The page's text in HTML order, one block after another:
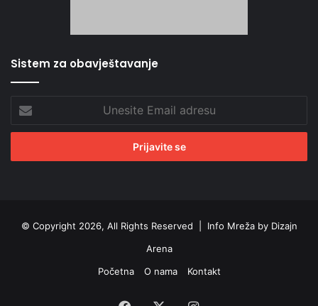
Sistem za obavještavanje
Email
adresu
© Copyright 2026, All Rights Reserved | Info Mreža by Dizajn
Arena
Početna
O nama Kontakt